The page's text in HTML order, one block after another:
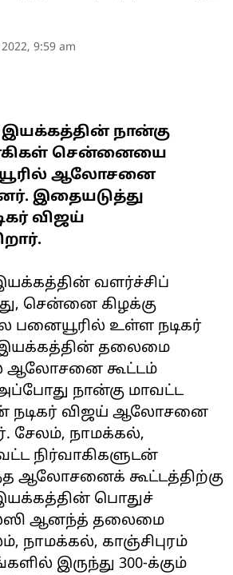
9:59 am
நான்கு
சென்னையை
ஆலோசனை
இதையடுத்து
விஜய்
வளர்ச்சிப்
சென்னை கிழக்கு
பனையூரில் உள்ள நடிகர்
தலைமை
ஆலோசனை கூட்டம்
நான்கு மாவட்ட
நடிகர் விஜய் ஆலோசனை
நாமக்கல்,
நிர்வாகிகளுடன்
ஆலோசனைக் கூட்டத்திற்கு
பொதுச்
ஆனந்த் தலைமை
நாமக்கல், காஞ்சிபுரம்
இருந்து 300-க்கும்